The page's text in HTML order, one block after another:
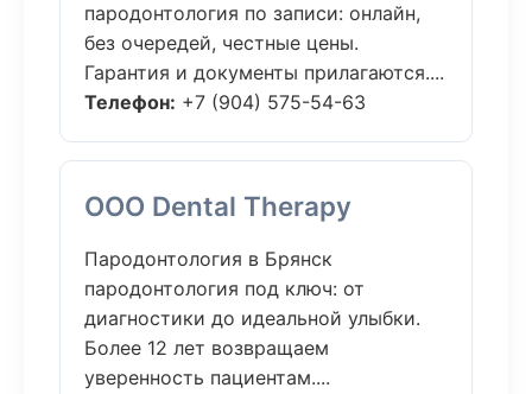
пародонтология по записи: онлайн,
без очередей, честные цены.
Гарантия и документы прилагаются....
Телефон: +7 (904) 575-54-63
ООО Dental Therapy
Пародонтология в Брянск
пародонтология под ключ: от
диагностики до идеальной улыбки.
Более 12 лет возвращаем
уверенность пациентам....